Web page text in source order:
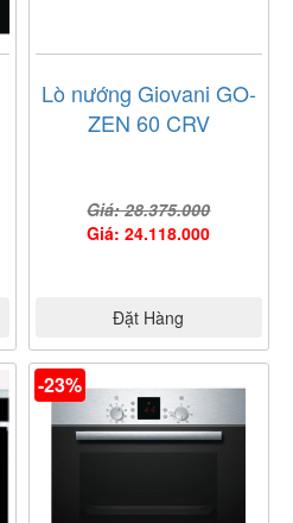
Lò nướng Giovani GO-
ZEN 60 CRV
Giá: 28.375.000
Giá: 24.118.000
Đặt Hàng
-23%